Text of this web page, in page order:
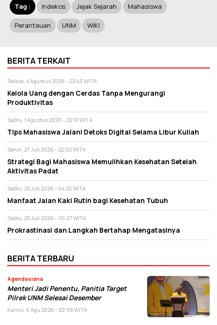
Tag : Indekos Jejak Sejarah Mahasiswa
Perantauan UNM WIKI
BERITA TERKAIT
Selasa, 4 Agustus 2026 - 22:43 WITA
Kelola Uang dengan Cerdas Tanpa Mengurangi
Produktivitas
Sabtu, 1 Agustus 2026 - 22:51 WITA
Tips Mahasiswa Jalani Detoks Digital Selama Libur Kuliah
Senin, 27 Juli 2026 - 22:02 WITA
Strategi Bagi Mahasiswa Memulihkan Kesehatan Setelah
Aktivitas Padat
Sabtu, 25 Juli 2026 - 04:25 WITA
Manfaat Jalan Kaki Rutin bagi Kesehatan Tubuh
Sabtu, 25 Juli 2026 - 00:27 WITA
Prokrastinasi dan Langkah Bertahap Mengatasinya
BERITA TERBARU
Agendasiana
Menteri Jadi Penentu, Panitia Target
Pilrek UNM Selesai Desember
Kamis, 6 Agu 2026 - 20:38 WITA